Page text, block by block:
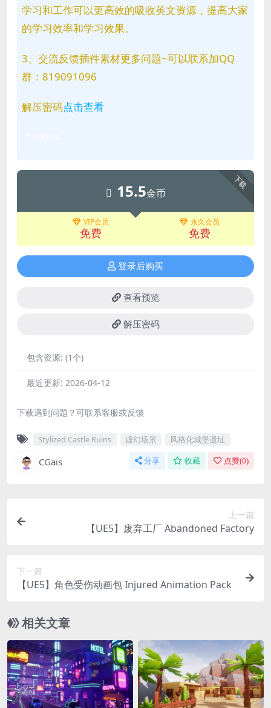
学习和工作可以更高效的吸收英文资源，提高大家
的学习效率和学习效果。
3、交流反馈插件素材更多问题~可以联系加QQ
群：819091096
解压密码点击查看
下载
15.5金币
VIP会员
免费
永久会员
免费
登录后购买
查看预览
解压密码
包含资源: (1个)
最近更新: 2026-04-12
下载遇到问题？可联系客服或反馈
Stylized Castle Ruins 虚幻场景 风格化城堡遗址
CGais 分享 收藏 点赞(0)
上一篇
【UE5】废弃工厂 Abandoned Factory
下一篇
【UE5】角色受伤动画包 Injured Animation Pack
相关文章